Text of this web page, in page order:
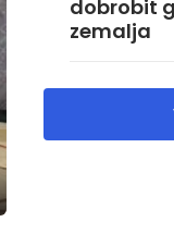
dobrobit
zemalja